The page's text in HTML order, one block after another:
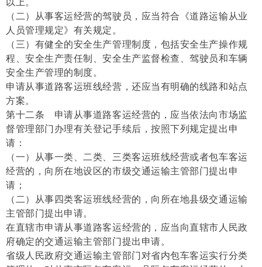
以上。
（二）从事客运经营的驾驶员，应当符合《道路运输从业
人员管理规定》有关规定。
（三）有健全的安全生产管理制度，包括安全生产操作规
程、安全生产责任制、安全生产监督检查、驾驶员和车辆
安全生产管理的制度。
申请从事道路客运班线经营，还应当有明确的线路和站点
方案。
第十二条 申请从事道路客运经营的，应当依法向市场监
督管理部门办理有关登记手续后，按照下列规定提出申
请：
（一）从事一类、二类、三类客运班线经营或者包车客运
经营的，向所在地设区的市级交通运输主管部门提出申
请；
（二）从事四类客运班线经营的，向所在地县级交通运输
主管部门提出申请。
在直辖市申请从事道路客运经营的，应当向直辖市人民政
府确定的交通运输主管部门提出申请。
省级人民政府交通运输主管部门对省内包车客运实行分类